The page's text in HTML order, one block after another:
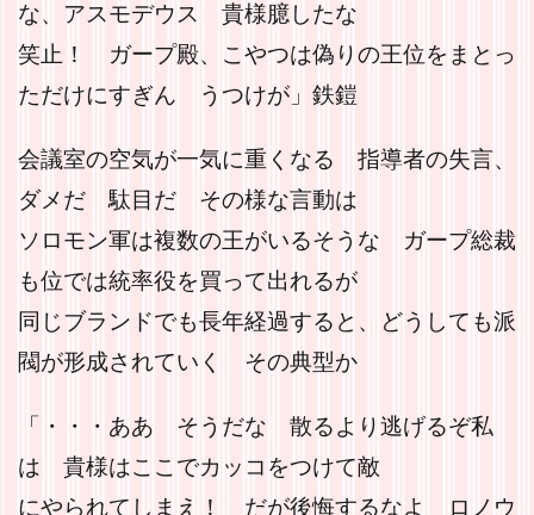
な、アスモデウス 貴様臆したな
笑止！ ガープ殿、こやつは偽りの王位をまとっ
ただけにすぎん うつけが」鉄鎧
会議室の空気が一気に重くなる 指導者の失言、
ダメだ 駄目だ その様な言動は
ソロモン軍は複数の王がいるそうな ガープ総裁
も位では統率役を買って出れるが
同じブランドでも長年経過すると、どうしても派
閥が形成されていく その典型か
「・・・ああ そうだな 散るより逃げるぞ私
は 貴様はここでカッコをつけて敵
にやられてしまえ！ だが後悔するなよ ロノウ